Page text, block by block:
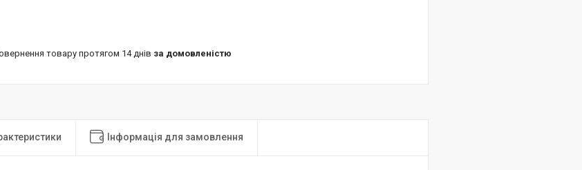
товару протягом 14 днів за домовленістю
Інформація для замовлення